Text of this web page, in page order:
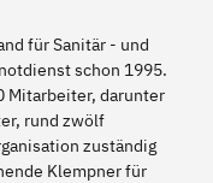
für Sanitär - und
schon 1995.
Mitarbeiter, darunter
rund zwölf
zuständig
Klempner für